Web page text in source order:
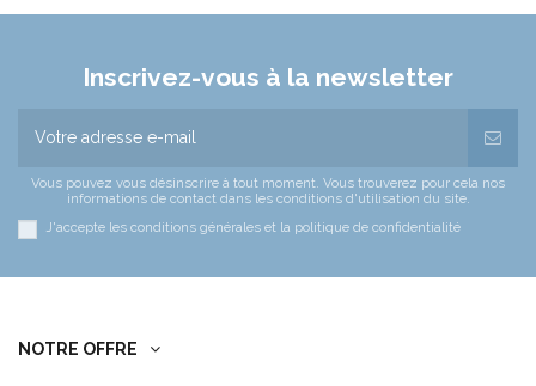
Inscrivez-vous à la newsletter
Vous pouvez vous désinscrire à tout moment. Vous trouverez pour cela nos
informations de contact dans les conditions d'utilisation du site.
J'accepte les conditions générales et la politique de confidentialité
NOTRE OFFRE